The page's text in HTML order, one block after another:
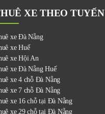
XE THEO TUYẾN
xe Đà Nẵng
xe Huế
xe Hội An
xe Đà Nẵng Huế
xe 4 chỗ Đà Nẵng
xe 7 chỗ Đà Nẵng
xe 16 chỗ tại Đà Nẵng
xe 29 chỗ tại Đà Nẵng